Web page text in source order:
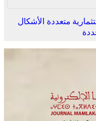
متعددة الأشكال